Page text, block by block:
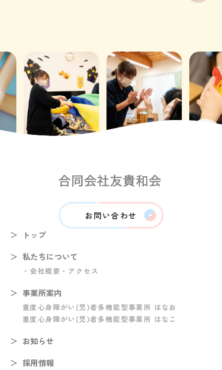
お問い合わせ
トップ
私たちについて
・会社概要 ・アクセス
事業所案内
重度心身障がい(児)者多機能型事業所 はなお
重度心身障がい(児)者多機能型事業所 はなこ
お知らせ
採用情報